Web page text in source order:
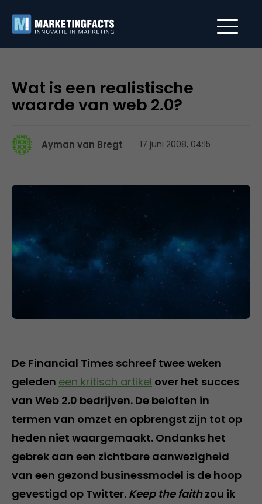
Wat is een realistische
waarde van web 2.0?
Ayman van Bregt 17 juni 2008, 04:15
De Financial Times schreef twee weken
geleden een kritisch artikel over het succes
van Web 2.0 bedrijven. De beloften in
termen van omzet en opbrengst zijn tot op
heden niet waargemaakt. Ondanks het
gebrek aan een zichtbare aanwezigheid
van een gezond businessmodel is de hoop
gevestigd op Twitter. Keep the faithzou ik